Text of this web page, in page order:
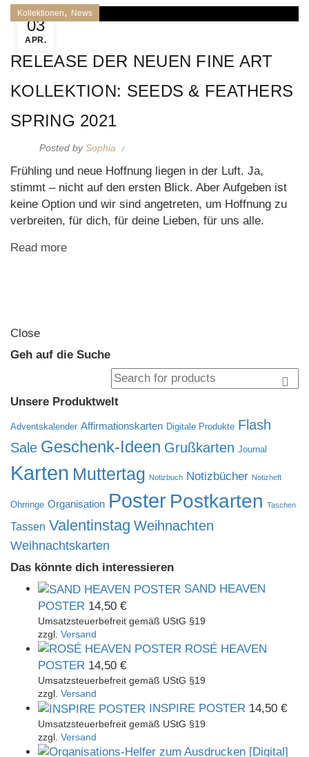
03
APR.
Kollektionen, News
RELEASE DER NEUEN FINE ART
KOLLEKTION: SEEDS & FEATHERS
SPRING 2021
Posted bySophia
Frühling und neue Hoffnung liegen in der Luft. Ja,
stimmt – nicht auf den ersten Blick. Aber Aufgeben ist
keine Option und wir sind angetreten, um Hoffnung zu
verbreiten, für dich, für deine Lieben, für uns alle.
Read more
Close
Geh auf die Suche
Search
for:
Unsere Produktwelt
Adventskalender Affirmationskarten Digitale Produkte Flash
Sale Geschenk-Ideen Grußkarten Journal
Karten Muttertag Notizbuch Notizbücher Notizheft
Ohrringe Organisation Poster Postkarten Taschen
Tassen Valentinstag Weihnachten
Weihnachtskarten
Das könnte dich interessieren
SAND HEAVEN
POSTER 14,50 €
Umsatzsteuerbefreit gemäß UStG §19
zzgl. Versand
ROSÉ HEAVEN
POSTER 14,50 €
Umsatzsteuerbefreit gemäß UStG §19
zzgl. Versand
INSPIRE POSTER 14,50 €
Umsatzsteuerbefreit gemäß UStG §19
zzgl. Versand